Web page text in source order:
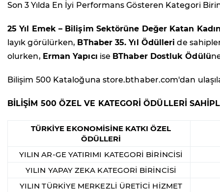
Son 3 Yılda En İyi Performans Gösteren Kategori
25 Yıl Emek – Bilişim Sektörüne Değer Katan
layık görülürken, BThaber 35. Yıl Ödülleri de
olurken, Erman Yapıcı ise BThaber Dostluk Ödülü
Bilişim 500 Kataloğuna store.bthaber.com'dan
BİLİŞİM 500 ÖZEL VE KATEGORİ ÖDÜLLERİ
TÜRKİYE EKONOMİSİNE KATKI ÖZEL
ÖDÜLLERİ
YILIN AR-GE YATIRIMI KATEGORİ BİRİNCİSİ
YILIN YAPAY ZEKA KATEGORİ BİRİNCİSİ
YILIN TÜRKİYE MERKEZLİ ÜRETİCİ HİZMET